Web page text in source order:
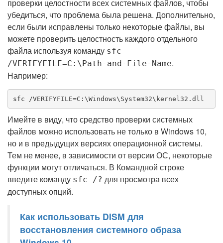
проверки целостности всех системных файлов, чтобы
убедиться, что проблема была решена. Дополнительно,
если были исправлены только некоторые файлы, вы
можете проверить целостность каждого отдельного
файла используя команду sfc
/VERIFYFILE=C:\Path-and-File-Name.
Например:
sfc /VERIFYFILE=C:\Windows\System32\kernel32.dll
Имейте в виду, что средство проверки системных
файлов можно использовать не только в Windows 10,
но и в предыдущих версиях операционной системы.
Тем не менее, в зависимости от версии ОС, некоторые
функции могут отличаться. В Командной строке
введите команду sfc /? для просмотра всех
доступных опций.
Как использовать DISM для
восстановления системного образа